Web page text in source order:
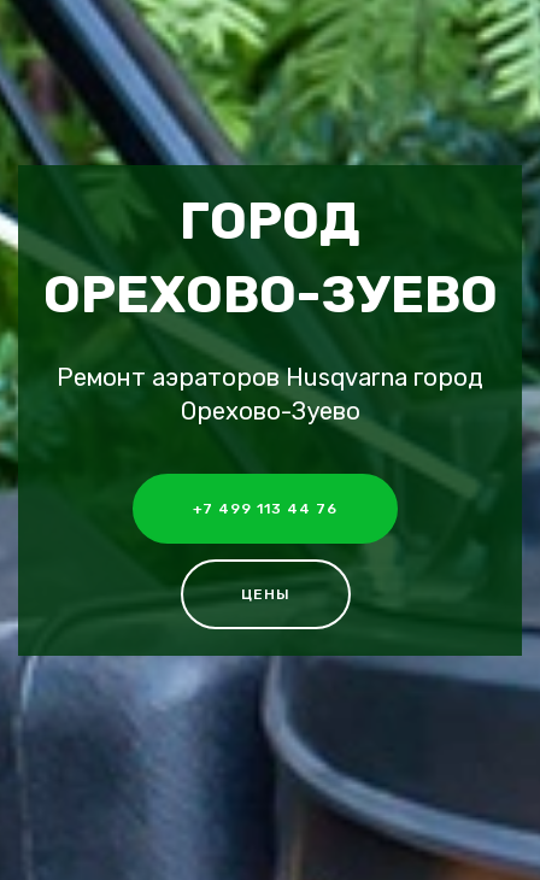
ГОРОД
ОРЕХОВО-ЗУЕВО
Ремонт аэраторов Husqvarna город
Орехово-Зуево
+7 499 113 44 76
ЦЕНЫ